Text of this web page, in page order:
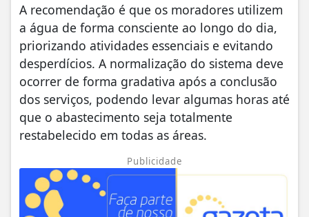
A recomendação é que os moradores utilizem
a água de forma consciente ao longo do dia,
priorizando atividades essenciais e evitando
desperdícios. A normalização do sistema deve
ocorrer de forma gradativa após a conclusão
dos serviços, podendo levar algumas horas até
que o abastecimento seja totalmente
restabelecido em todas as áreas.
Publicidade